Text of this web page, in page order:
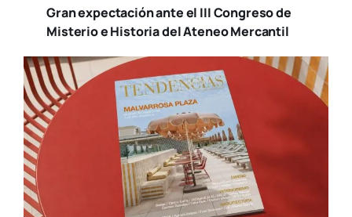
Gran expectación ante el III Congreso de
Misterio e Historia del Ateneo Mercantil